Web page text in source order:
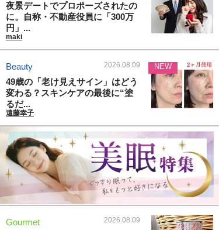
夜景デートでプロポーズされたの
に。自称・不動産役員に「300万
円」...
maki
Beauty 2026.08.09
49歳の「老け見えサイン」はどう
変わる？スキンケアの最後に“塗
るだ...
遠藤幸子
NEW
Gourmet 2026.08.09